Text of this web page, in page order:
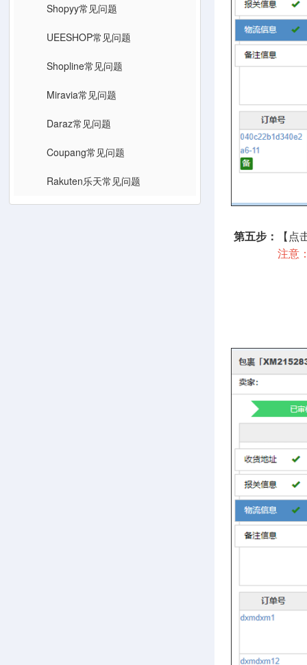
Shopyy常见问题
UEESHOP常见问题
Shopline常见问题
Miravia常见问题
Daraz常见问题
Coupang常见问题
Rakuten乐天常见问题
第五步：
【
注意